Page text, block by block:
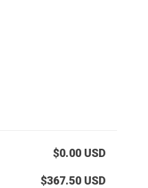
$0.00 USD
$367.50 USD